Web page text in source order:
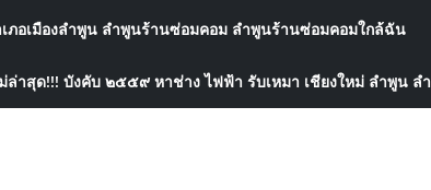
ภอเมืองลำพูน ลำพูนร้านซ่อมคอม ลำพูนร้านซ่อมคอมใกล้ฉัน
ล่าสุด!!! บังคับ ๒๕๕๙ หาช่าง ไฟฟ้า รับเหมา เชียงใหม่ ลำพูน ล